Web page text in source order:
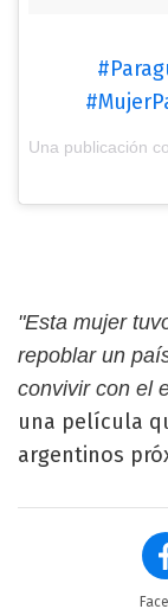
Una publicación
"Esta mujer
repoblar un
convivir con el
una película
argentinos